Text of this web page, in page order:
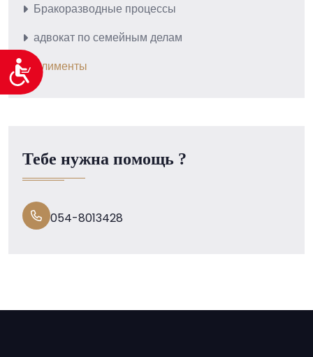
Доступность
Бракоразводные процессы
адвокат по семейным делам
Алименты
Тебе нужна помощь ?
054-8013428